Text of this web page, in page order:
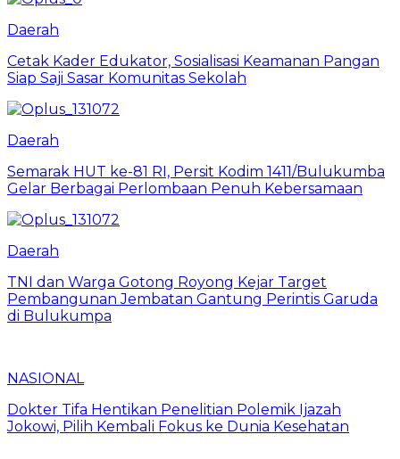
Daerah
Cetak Kader Edukator, Sosialisasi Keamanan Pangan
Siap Saji Sasar Komunitas Sekolah
Daerah
Semarak HUT ke-81 RI, Persit Kodim 1411/Bulukumba
Gelar Berbagai Perlombaan Penuh Kebersamaan
Daerah
TNI dan Warga Gotong Royong Kejar Target
Pembangunan Jembatan Gantung Perintis Garuda
di Bulukumpa
NASIONAL
Dokter Tifa Hentikan Penelitian Polemik Ijazah
Jokowi, Pilih Kembali Fokus ke Dunia Kesehatan